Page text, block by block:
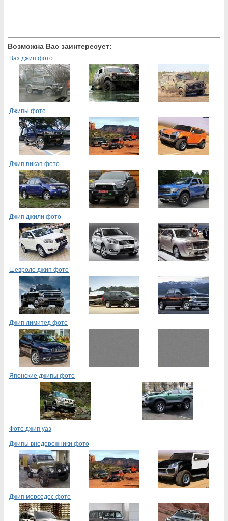
Возможна Вас заинтересует:
Ваз джип фото
Джипы фото
Джип пикап фото
Джип джили фото
Шевроле джип фото
Джип лимитед фото
Японские джипы фото
Фото джип уаз
Джипы внедорожники фото
Джип мерседес фото